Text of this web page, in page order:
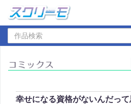
幸せになる資格がないんだっ